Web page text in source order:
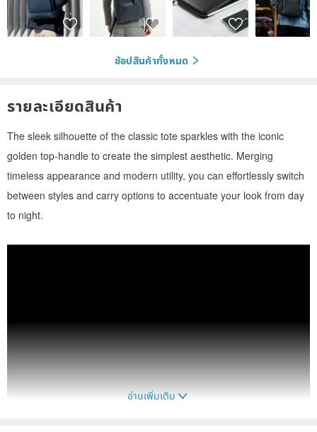
ช้อปสินค้าทั้งหมด
รายละเอียดสินค้า
The sleek silhouette of the classic tote sparkles with the iconic
golden top-handle to create the simplest aesthetic. Merging
timeless appearance and modern utility, you can effortlessly switch
between styles and carry options to accentuate your look from day
to night.
อ่านเพิ่มเติม